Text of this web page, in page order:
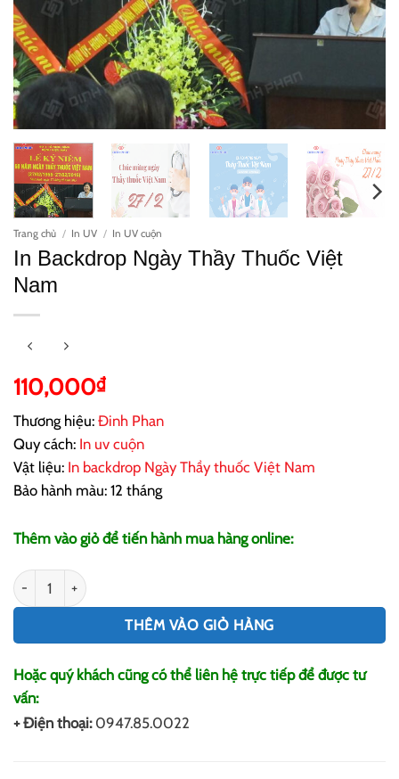
Trang chủ / In UV / In UV cuộn
In Backdrop Ngày Thầy Thuốc Việt
Nam
110,000₫
Thương hiệu: Đinh Phan
Quy cách: In uv cuộn
Vật liệu: In backdrop Ngày Thầy thuốc Việt Nam
Bảo hành màu: 12 tháng
Thêm vào giỏ để tiến hành mua hàng online:
In Backdrop Ngày Thầy Thuốc Việt Nam số lượng
THÊM VÀO GIỎ HÀNG
Hoặc quý khách cũng có thể liên hệ trực tiếp để được tư
vấn:
+ Điện thoại: 0947.85.0022